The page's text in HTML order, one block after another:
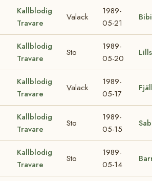
Kallblodig
Travare
Valack
1989-
05-21
Kallblodig
Travare
Sto
1989-
05-20
Kallblodig
Travare
Valack
1989-
05-17
Kallblodig
Travare
Sto
1989-
05-15
Kallblodig
Travare
Sto
1989-
05-14